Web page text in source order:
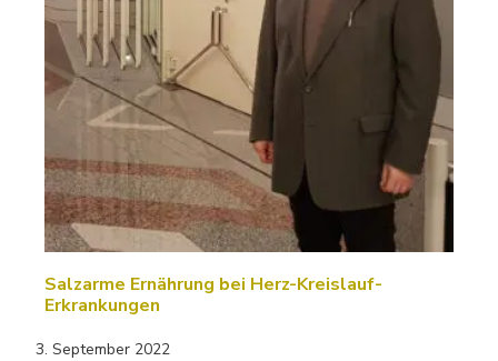
Salzarme Ernährung bei Herz-Kreislauf-
Erkrankungen
3. September 2022